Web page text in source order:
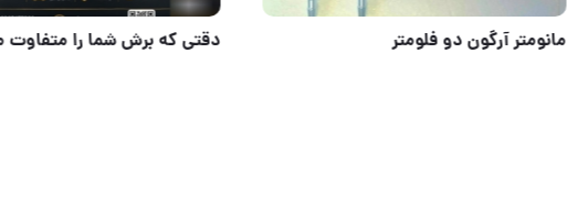
مرکز پخش مصنوعات تولیدی تقیان مانومتر آرگون دو فلومتر